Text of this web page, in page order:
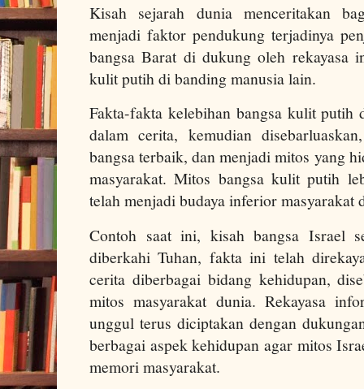
Kisah sejarah dunia menceritakan
menjadi faktor pendukung terjadinya
bangsa Barat di dukung oleh rekayasa
kulit putih di banding manusia lain.
Fakta-fakta kelebihan bangsa kulit putih
dalam cerita, kemudian
bangsa terbaik, dan menjadi mitos yang
masyarakat. Mitos bangsa kulit putih
telah menjadi budaya inferior
Contoh saat ini, kisah bangsa Israel
diberkahi Tuhan, fakta ini telah
cerita diberbagai bidang kehidupan,
mitos masyarakat dunia. Rekayasa
unggul terus diciptakan dengan
berbagai aspek kehidupan agar mitos
memori masyarakat.